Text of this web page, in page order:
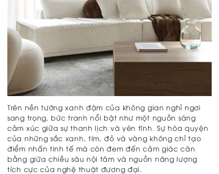
Trên nền tường xanh đậm của không gian nghỉ ngơi
sang trọng, bức tranh nổi bật như một nguồn sáng
cảm xúc giữa sự thanh lịch và yên tĩnh. Sự hòa quyện
của những sắc xanh, tím, đỏ và vàng không chỉ tạo
điểm nhấn tinh tế mà còn đem đến cảm giác cân
bằng giữa chiều sâu nội tâm và nguồn năng lượng
tích cực của nghệ thuật đương đại.